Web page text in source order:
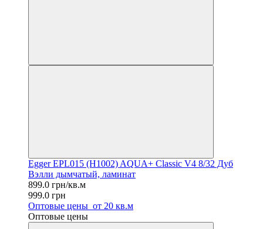
Egger EPL015 (H1002) AQUA+ Classic V4 8/32 Дуб
Вэлли дымчатый, ламинат
899.0 грн/кв.м
999.0 грн
Оптовые цены от 20 кв.м
Оптовые цены